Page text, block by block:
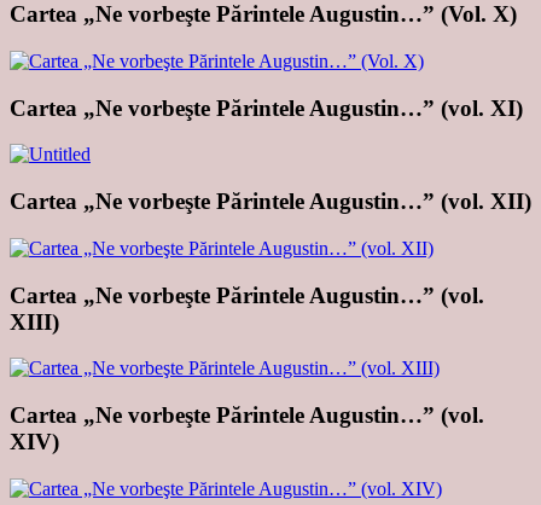
Cartea „Ne vorbeşte Părintele Augustin…” (Vol. X)
Cartea „Ne vorbeşte Părintele Augustin…” (vol. XI)
Cartea „Ne vorbeşte Părintele Augustin…” (vol. XII)
Cartea „Ne vorbeşte Părintele Augustin…” (vol.
XIII)
Cartea „Ne vorbeşte Părintele Augustin…” (vol.
XIV)